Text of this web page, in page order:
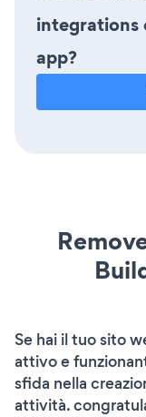
integrations
app?
Se hai il tuo sito
attivo e
sfida nella
attività.